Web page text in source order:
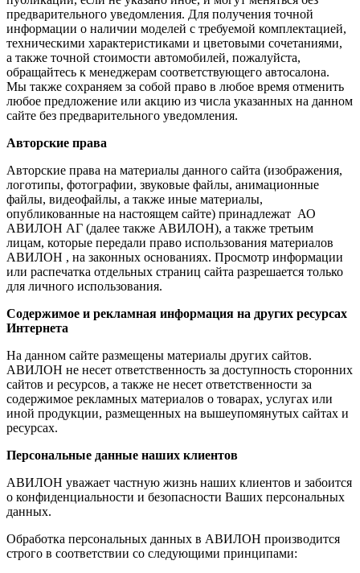
предварительного уведомления. Для получения точной
информации о наличии моделей с требуемой комплектацией,
техническими характеристиками и цветовыми сочетаниями,
а также точной стоимости автомобилей, пожалуйста,
обращайтесь к менеджерам соответствующего автосалона.
Мы также сохраняем за собой право в любое время отменить
любое предложение или акцию из числа указанных на данном
сайте без предварительного уведомления.
Авторские права
Авторские права на материалы данного сайта (изображения,
логотипы, фотографии, звуковые файлы, анимационные
файлы, видеофайлы, а также иные материалы,
опубликованные на настоящем сайте) принадлежат АО
АВИЛОН АГ (далее также АВИЛОН), а также третьим
лицам, которые передали право использования материалов
АВИЛОН , на законных основаниях. Просмотр информации
или распечатка отдельных страниц сайта разрешается только
для личного использования.
Содержимое и рекламная информация на других ресурсах
Интернета
На данном сайте размещены материалы других сайтов.
АВИЛОН не несет ответственность за доступность сторонних
сайтов и ресурсов, а также не несет ответственности за
содержимое рекламных материалов о товарах, услугах или
иной продукции, размещенных на вышеупомянутых сайтах и
ресурсах.
Персональные данные наших клиентов
АВИЛОН уважает частную жизнь наших клиентов и забоится
о конфиденциальности и безопасности Ваших персональных
данных.
Обработка персональных данных в АВИЛОН производится
строго в соответствии со следующими принципами: